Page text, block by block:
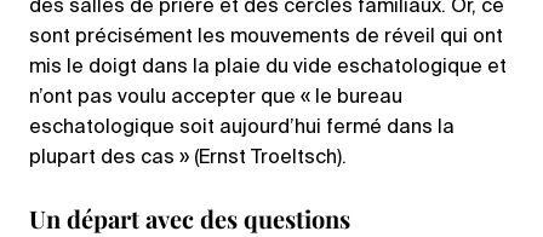
des salles de prière et des cercles familiaux. Or, ce
sont précisément les mouvements de réveil qui ont
mis le doigt dans la plaie du vide eschatologique et
n’ont pas voulu accepter que « le bureau
eschatologique soit aujourd’hui fermé dans la
plupart des cas » (Ernst Troeltsch).
Un départ avec des questions